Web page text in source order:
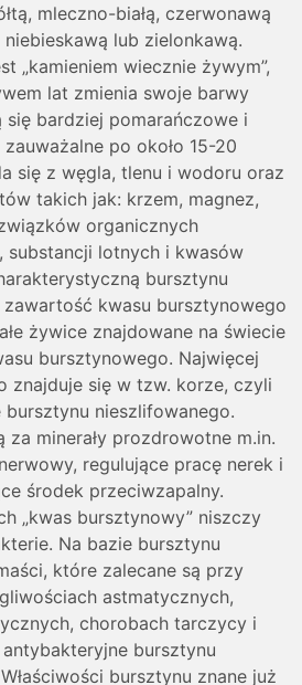
mleczno-białą, czerwonawą
lub zielonkawą.
„kamieniem wiecznie żywym”,
lat zmienia swoje barwy
się bardziej pomarańczowe i
po około 15-20
się z węgla, tlenu i wodoru oraz
takich jak: krzem, magnez,
organicznych
substancji lotnych i kwasów
bursztynu
zawartość kwasu bursztynowego
żywice znajdowane na świecie
bursztynowego. Najwięcej
znajduje się w tzw. korze, czyli
nieszlifowanego.
za minerały prozdrowotne m.in.
regulujące pracę nerek i
środek przeciwzapalny.
„kwas bursztynowy” niszczy
Na bazie bursztynu
które zalecane są przy
astmatycznych,
chorobach tarczycy i
antybakteryjne bursztynu
bursztynu znane już